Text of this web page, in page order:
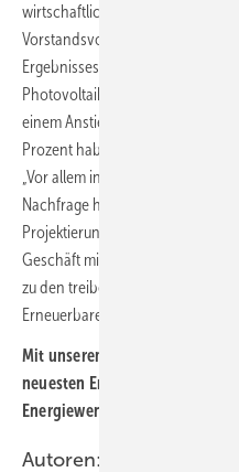
wirtschaftlichen Erfolg der BayWa
Vorstandsvorsitzende Klaus
Ergebnisses. Insbesondere der
Photovoltaik (PV) trug zum
einem Anstieg der
Prozent habe sich das
„Vor allem in Euruopa, im
Nachfrage hoch“, erklärte
Projektierung von Windenergie-
Geschäft mit dem Betrieb von
zu den treibenden Faktoren im
Erneuerbaren-Sparte.
Mit unserem kostenlosen
neuesten Entwicklungen der
Energiewende vorantreiben.
Autoren: